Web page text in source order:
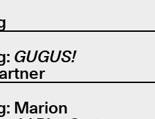
GUGUS!
Marion